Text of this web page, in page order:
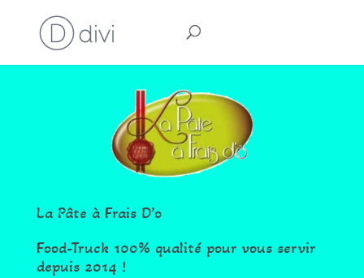
La Pâte à Frais D’o
Food-Truck 100% qualité pour vous servir
depuis 2014 !